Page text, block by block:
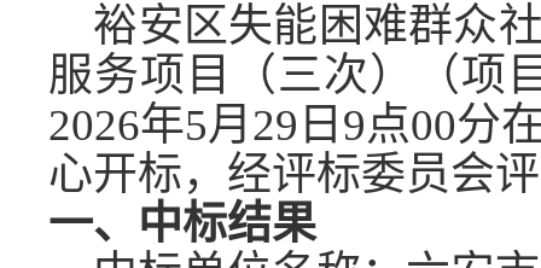
裕安区失能困难群众
服务项目（三次）（项
2026年5月 29 日 9点00分
心开标，经评标委员会
一、 中标结果